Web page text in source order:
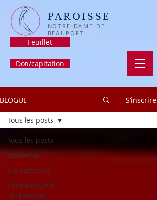
PAROISSE
NOTRE-DAME-DE-
BEAUPORT
Feuillet
Don/capitation
BLOGUE S'inscrire
Tous les posts
Nouvelles
Vie pastorale
Communautés
chrétiennes
Tous les posts